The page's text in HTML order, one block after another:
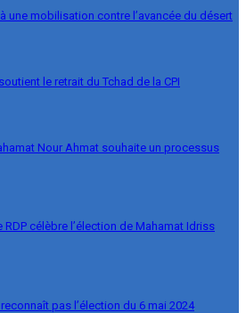
une mobilisation contre l’avancée du désert
le retrait du Tchad de la CPI
Nour Ahmat souhaite un processus
RDP célèbre l’élection de Mahamat Idriss
pas l’élection du 6 mai 2024